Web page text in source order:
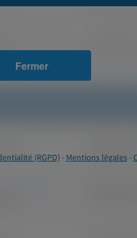
Fermer
(RGPD) - Mentions légales-